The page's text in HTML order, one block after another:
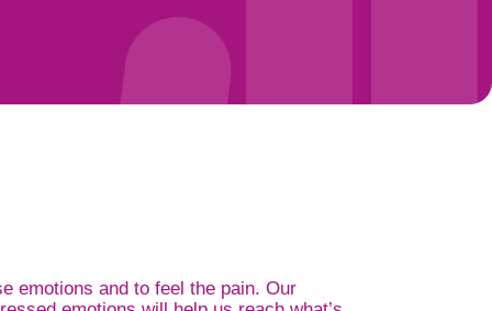
emotions and to feel the pain. Our